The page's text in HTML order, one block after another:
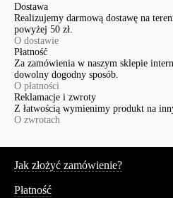
Dostawa
Realizujemy darmową dostawę na
powyżej 50 zł.
O dostawie
Płatność
Za zamówienia w naszym sklepie
dowolny dogodny sposób.
O płatności
Reklamacje i zwroty
Z łatwością wymienimy produkt na
O zwrotach
Jak złożyć zamówienie?
Płatność